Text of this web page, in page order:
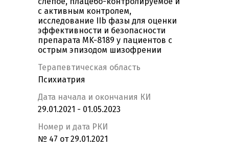
с активным контролем,
исследование IIb фазы для оценки
эффективности и безопасности
препарата MK-8189 у пациентов с
острым эпизодом шизофрении
Терапевтическая область
Психиатрия
Дата начала и окончания КИ
29.01.2021 - 01.05.2023
Номер и дата РКИ
№ 47 от 29.01.2021